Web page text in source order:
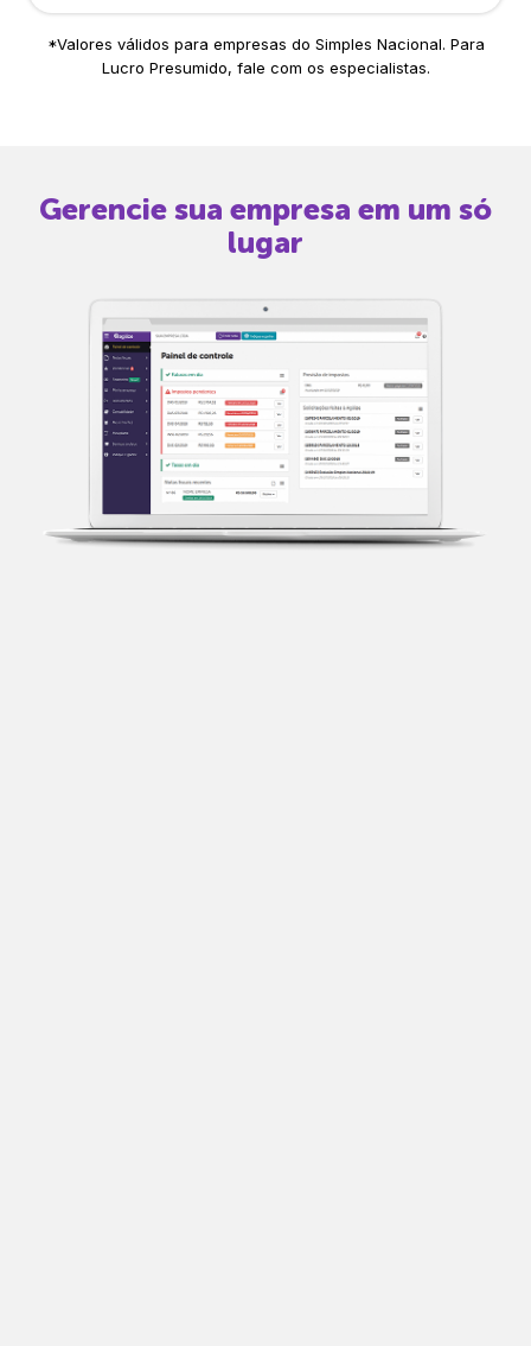
*Valores válidos para empresas do Simples Nacional. Para
Lucro Presumido, fale com os especialistas.
Gerencie sua empresa em um só
lugar